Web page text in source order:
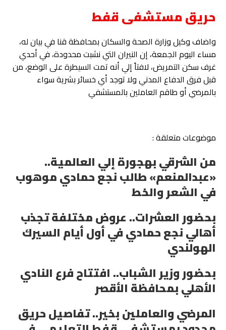
حريق مستشفى قفط
واضاف وكيل وزارة الصحة والسكان بمحافظة قنا في بيان له،
مساء اليوم الجمعة، إن النيران التي نشبت محدودة، في أحدي
غرف سكن التمريض، لافتاً إلي أنه تمت السيطرة على الوضع، من
قبل فرق الدفاع المدني ولا توجد أي خسائر بشرية سواء
بالمرضي أو طاقم العاملين بالمستشفي
موضوعات متعلقة :
من الشرقي بهجورة إلي العالمية..
«عبدالمنعم» طالب نجع حمادي موهوب
في الشعر والخط
بحضور العشرات.. عروض مختلفة تجذب
أهالي نجع حمادي في أول أيام السيرك
الهولندي
بحضور وزير الشباب.. افتتاح فرع النادي
الأهلي بمحافظة الأقصر
المرضي والعاملين بخير.. تفاصيل حريق